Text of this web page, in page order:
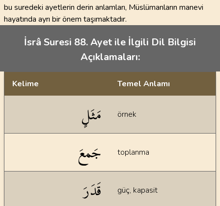
bu suredeki ayetlerin derin anlamları, Müslümanların manevi
hayatında ayrı bir önem taşımaktadır.
İsrâ Suresi 88. Ayet ile İlgili Dil Bilgisi
Açıklamaları:
Kelime Temel Anlamı
مَثَلٍ örnek
جَمعَ toplanma
قَدَرَ güç, kapasit